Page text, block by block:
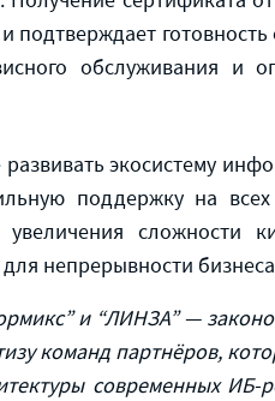
подтверждает
обслуживания и
экосистему
поддержку на всех
сложности
непрерывности
и “ЛИНЗА” —
команд партнёров,
современных ИБ-